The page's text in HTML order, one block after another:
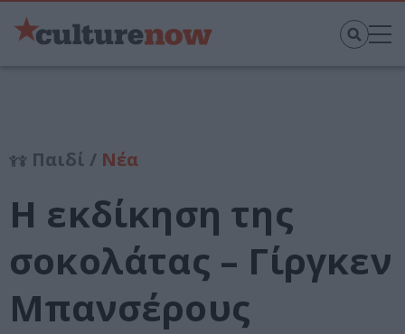
Παιδί / Νέα
Η εκδίκηση της
σοκολάτας – Γίργκεν
Μπανσέρους